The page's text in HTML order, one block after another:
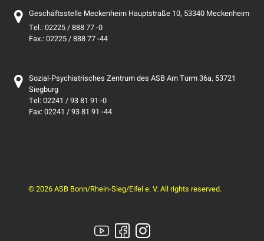
Geschäftsstelle Meckenheim Hauptstraße 10, 53340 Meckenheim
Tel.: 02225 / 888 77 -0
Fax.: 02225 / 888 77 -44
Sozial-Psychiatrisches Zentrum des ASB Am Turm 36a, 53721
Siegburg
Tel: 02241 / 93 81 91 -0
Fax: 02241 / 93 81 91 -44
© 2026 ASB Bonn/Rhein-Sieg/Eifel e. V. All rights reserved.